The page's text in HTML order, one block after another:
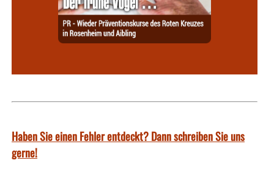
Haben Sie einen Fehler entdeckt? Dann schreiben Sie uns
gerne!